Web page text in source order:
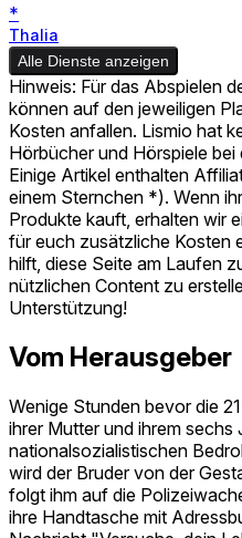
*
Thalia
Alle Dienste anzeigen
Hinweis: Für das Abspielen
können auf den jeweiligen
Kosten anfallen. Lismio hat
Hörbücher und Hörspiele
Einige Artikel enthalten
einem Sternchen *). Wenn
Produkte kauft, erhalten wir
für euch zusätzliche Kosten
hilft, diese Seite am Laufen
nützlichen Content zu
Unterstützung!
Vom Herausgeber
Wenige Stunden bevor die
ihrer Mutter und ihrem sechs
nationalsozialistischen
wird der Bruder von der
folgt ihm auf die
ihre Handtasche mit